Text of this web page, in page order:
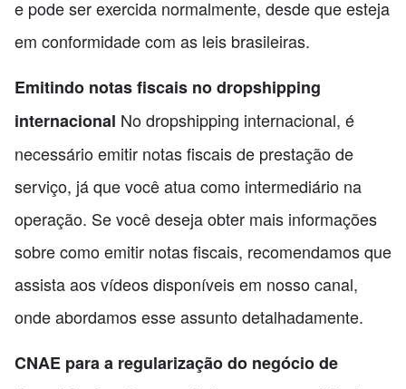
e pode ser exercida normalmente, desde que esteja
em conformidade com as leis brasileiras.
Emitindo notas fiscais no dropshipping
internacional No dropshipping internacional, é
necessário emitir notas fiscais de prestação de
serviço, já que você atua como intermediário na
operação. Se você deseja obter mais informações
sobre como emitir notas fiscais, recomendamos que
assista aos vídeos disponíveis em nosso canal,
onde abordamos esse assunto detalhadamente.
CNAE para a regularização do negócio de